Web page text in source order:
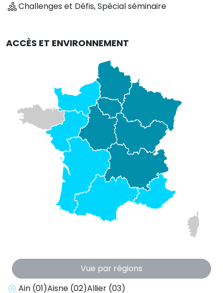
Challenges et Défis,Spécial séminaire
ACCÈS ET ENVIRONNEMENT
Vue par régions
Ain (01)Aisne (02)Allier (03)